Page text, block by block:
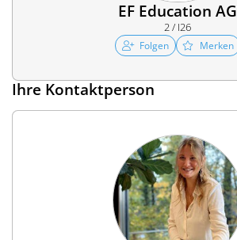
EF Education AG
2 / I26
Folgen Merken
Ihre Kontaktperson